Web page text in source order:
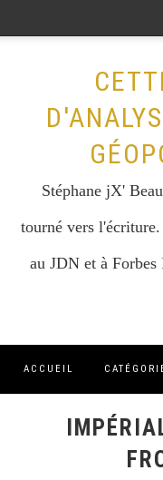
Stéphane jX'
tourné vers
au JDN et à
ACCUEIL